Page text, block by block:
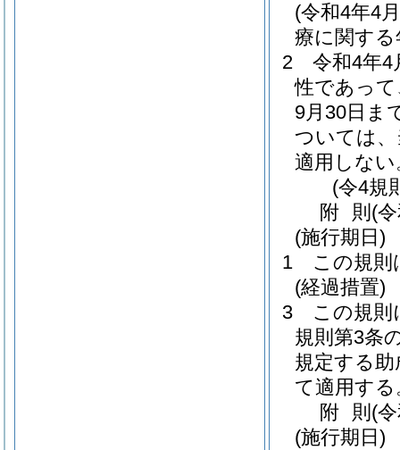
(令和4年4
療に関す
2
令和4年4
性であっ
9月30日ま
ついては
適用しない
(令4規
附 則 (
(施行期日)
1
この規則
(経過措置)
3
この規則
規則第3条
規定する
て適用する
附 則 (
(施行期日)